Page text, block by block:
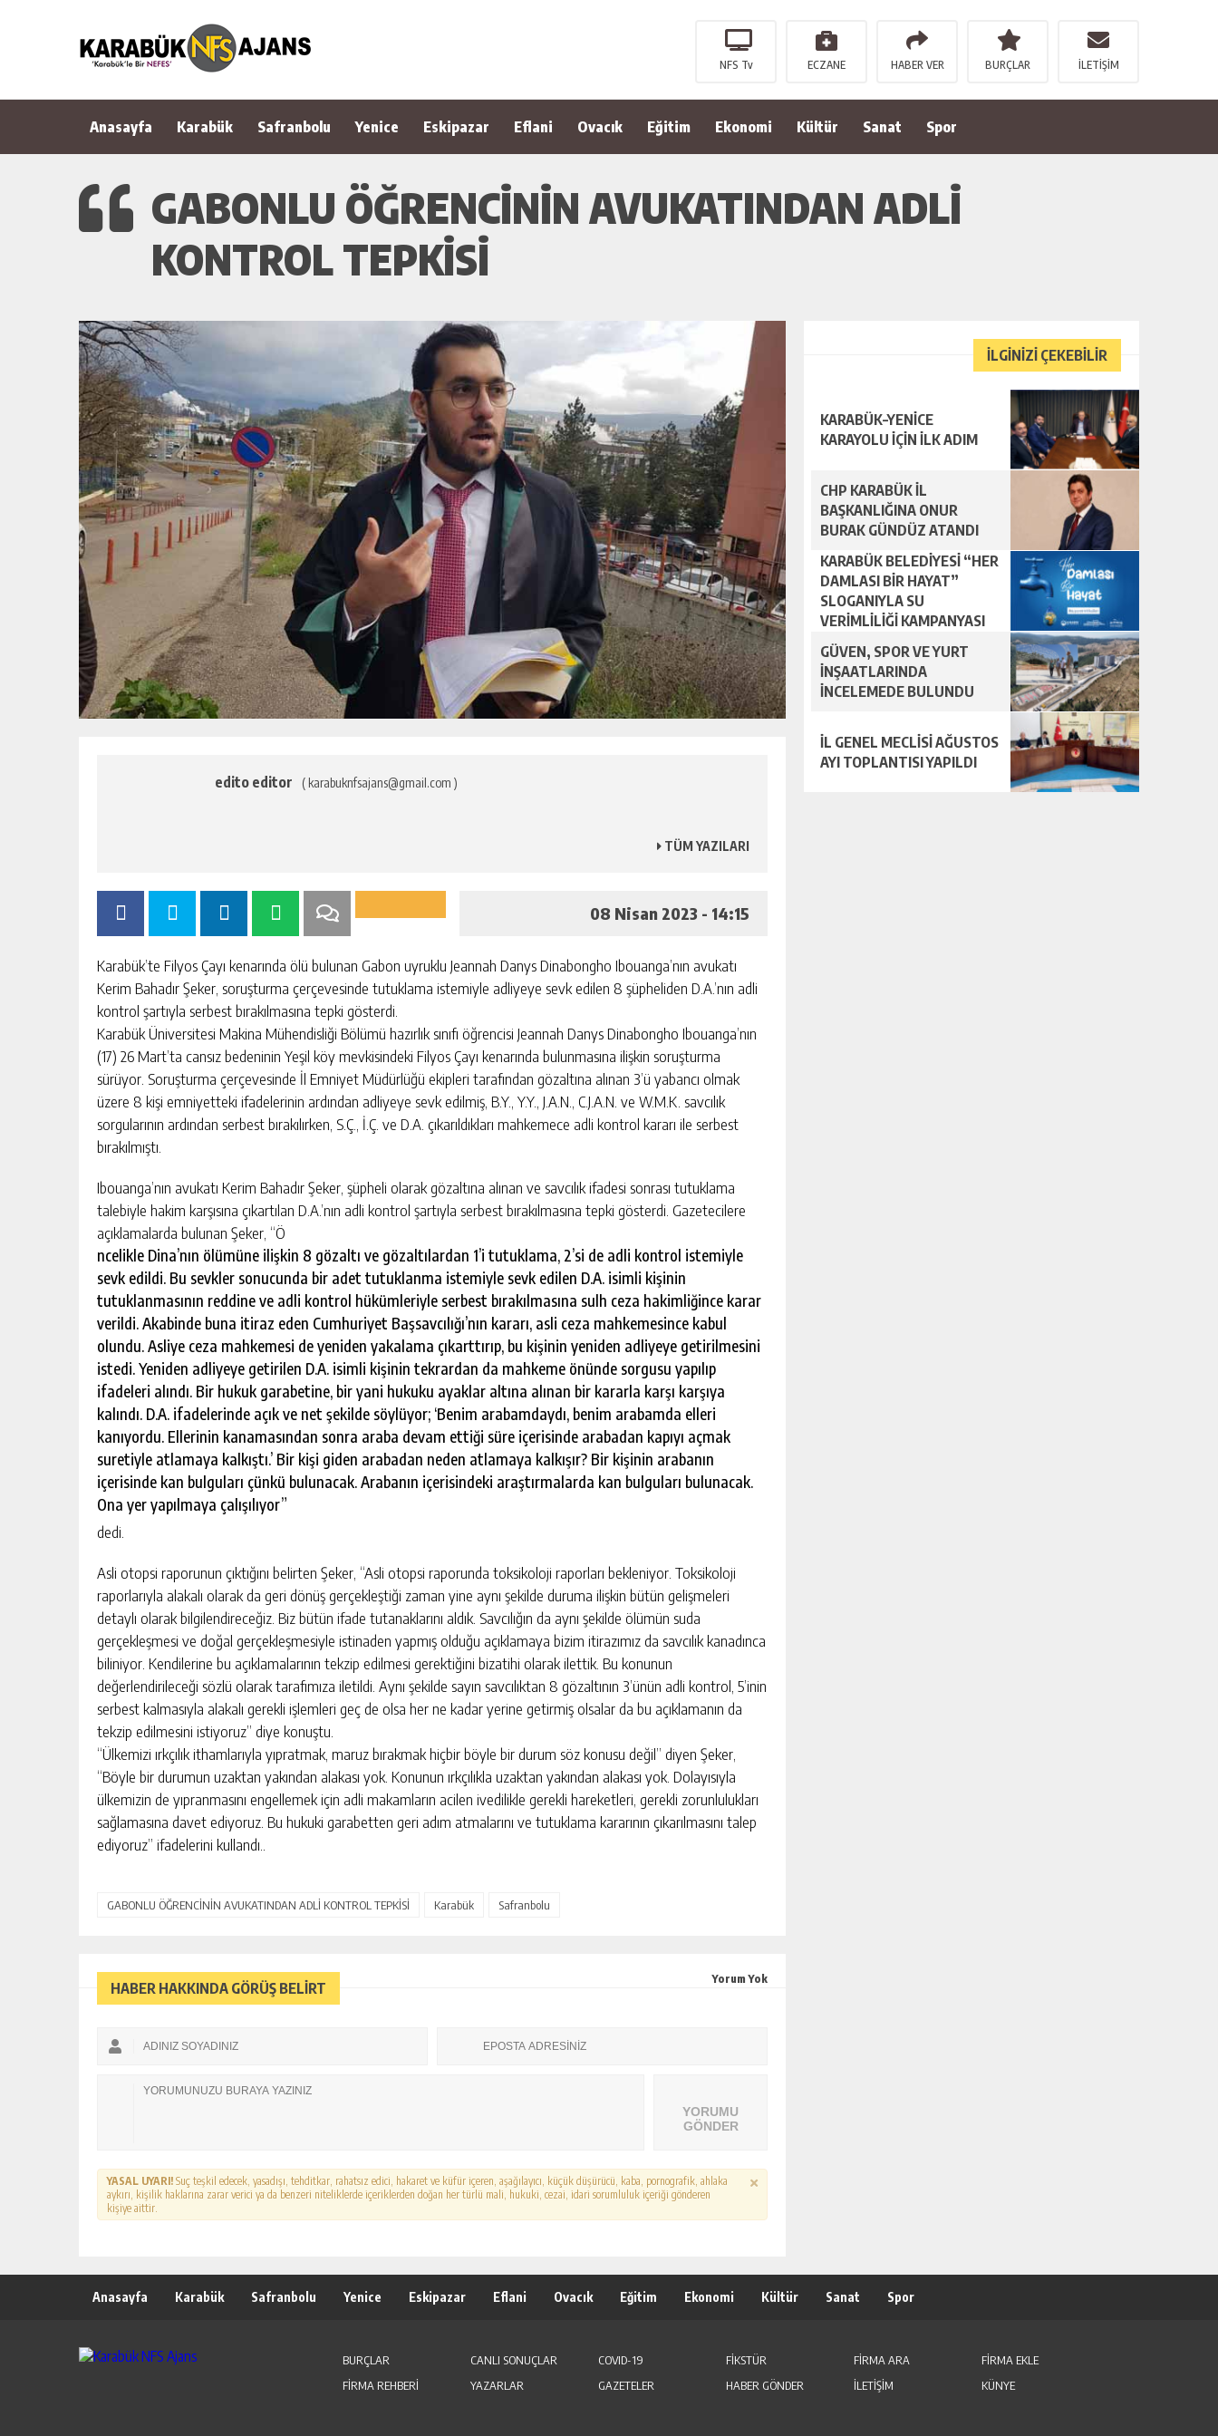
NFS Tv ECZANE HABER VER BURÇLAR İLETİŞİM
Anasayfa Karabük Safranbolu Yenice Eskipazar Eflani Ovacık Eğitim Ekonomi Kültür Sanat Spor
GABONLU ÖĞRENCİNİN AVUKATINDAN ADLİ
KONTROL TEPKİSİ
edito editor ( karabuknfsajans@gmail.com )
TÜM YAZILARI
08 Nisan 2023 - 14:15
Karabük’te Filyos Çayı kenarında ölü bulunan Gabon uyruklu Jeannah Danys Dinabongho Ibouanga’nın avukatı
Kerim Bahadır Şeker, soruşturma çerçevesinde tutuklama istemiyle adliyeye sevk edilen 8 şüpheliden D.A.’nın adli
kontrol şartıyla serbest bırakılmasına tepki gösterdi.
Karabük Üniversitesi Makina Mühendisliği Bölümü hazırlık sınıfı öğrencisi Jeannah Danys Dinabongho Ibouanga’nın
(17) 26 Mart’ta cansız bedeninin Yeşil köy mevkisindeki Filyos Çayı kenarında bulunmasına ilişkin soruşturma
sürüyor. Soruşturma çerçevesinde İl Emniyet Müdürlüğü ekipleri tarafından gözaltına alınan 3’ü yabancı olmak
üzere 8 kişi emniyetteki ifadelerinin ardından adliyeye sevk edilmiş, B.Y., Y.Y., J.A.N., C.J.A.N. ve W.M.K. savcılık
sorgularının ardından serbest bırakılırken, S.Ç., İ.Ç. ve D.A. çıkarıldıkları mahkemece adli kontrol kararı ile serbest
bırakılmıştı.
Ibouanga’nın avukatı Kerim Bahadır Şeker, şüpheli olarak gözaltına alınan ve savcılık ifadesi sonrası tutuklama
talebiyle hakim karşısına çıkartılan D.A.’nın adli kontrol şartıyla serbest bırakılmasına tepki gösterdi. Gazetecilere
açıklamalarda bulunan Şeker, “Ö
ncelikle Dina’nın ölümüne ilişkin 8 gözaltı ve gözaltılardan 1’i tutuklama, 2’si de adli kontrol istemiyle
sevk edildi. Bu sevkler sonucunda bir adet tutuklanma istemiyle sevk edilen D.A. isimli kişinin
tutuklanmasının reddine ve adli kontrol hükümleriyle serbest bırakılmasına sulh ceza hakimliğince karar
verildi. Akabinde buna itiraz eden Cumhuriyet Başsavcılığı’nın kararı, asli ceza mahkemesince kabul
olundu. Asliye ceza mahkemesi de yeniden yakalama çıkarttırıp, bu kişinin yeniden adliyeye getirilmesini
istedi. Yeniden adliyeye getirilen D.A. isimli kişinin tekrardan da mahkeme önünde sorgusu yapılıp
ifadeleri alındı. Bir hukuk garabetine, bir yani hukuku ayaklar altına alınan bir kararla karşı karşıya
kalındı. D.A. ifadelerinde açık ve net şekilde söylüyor; ‘Benim arabamdaydı, benim arabamda elleri
kanıyordu. Ellerinin kanamasından sonra araba devam ettiği süre içerisinde arabadan kapıyı açmak
suretiyle atlamaya kalkıştı.’ Bir kişi giden arabadan neden atlamaya kalkışır? Bir kişinin arabanın
içerisinde kan bulguları çünkü bulunacak. Arabanın içerisindeki araştırmalarda kan bulguları bulunacak.
Ona yer yapılmaya çalışılıyor”
dedi.
Asli otopsi raporunun çıktığını belirten Şeker, “Asli otopsi raporunda toksikoloji raporları bekleniyor. Toksikoloji
raporlarıyla alakalı olarak da geri dönüş gerçekleştiği zaman yine aynı şekilde duruma ilişkin bütün gelişmeleri
detaylı olarak bilgilendireceğiz. Biz bütün ifade tutanaklarını aldık. Savcılığın da aynı şekilde ölümün suda
gerçekleşmesi ve doğal gerçekleşmesiyle istinaden yapmış olduğu açıklamaya bizim itirazımız da savcılık kanadınca
biliniyor. Kendilerine bu açıklamalarının tekzip edilmesi gerektiğini bizatihi olarak ilettik. Bu konunun
değerlendirileceği sözlü olarak tarafımıza iletildi. Aynı şekilde sayın savcılıktan 8 gözaltının 3’ünün adli kontrol, 5’inin
serbest kalmasıyla alakalı gerekli işlemleri geç de olsa her ne kadar yerine getirmiş olsalar da bu açıklamanın da
tekzip edilmesini istiyoruz” diye konuştu.
“Ülkemizi ırkçılık ithamlarıyla yıpratmak, maruz bırakmak hiçbir böyle bir durum söz konusu değil” diyen Şeker,
“Böyle bir durumun uzaktan yakından alakası yok. Konunun ırkçılıkla uzaktan yakından alakası yok. Dolayısıyla
ülkemizin de yıpranmasını engellemek için adli makamların acilen ivedilikle gerekli hareketleri, gerekli zorunlulukları
sağlamasına davet ediyoruz. Bu hukuki garabetten geri adım atmalarını ve tutuklama kararının çıkarılmasını talep
ediyoruz” ifadelerini kullandı..
GABONLU ÖĞRENCİNİN AVUKATINDAN ADLİ KONTROL TEPKİSİ Karabük Safranbolu
HABER HAKKINDA GÖRÜŞ BELİRT
Yorum Yok
YORUMU
GÖNDER
YASAL UYARI! Suç teşkil edecek, yasadışı, tehditkar, rahatsız edici, hakaret ve küfür içeren, aşağılayıcı, küçük düşürücü, kaba, pornografik, ahlaka
aykırı, kişilik haklarına zarar verici ya da benzeri niteliklerde içeriklerden doğan her türlü mali, hukuki, cezai, idari sorumluluk içeriği gönderen
kişiye aittir.
İLGİNİZİ ÇEKEBİLİR
KARABÜK–YENİCE
KARAYOLU İÇİN İLK ADIM
CHP KARABÜK İL
BAŞKANLIĞINA ONUR
BURAK GÜNDÜZ ATANDI
KARABÜK BELEDİYESİ “HER
DAMLASI BİR HAYAT”
SLOGANIYLA SU
VERİMLİLİĞİ KAMPANYASI
BAŞLATTI.
GÜVEN, SPOR VE YURT
İNŞAATLARINDA
İNCELEMEDE BULUNDU
İL GENEL MECLİSİ AĞUSTOS
AYI TOPLANTISI YAPILDI
Anasayfa Karabük Safranbolu Yenice Eskipazar Eflani Ovacık Eğitim Ekonomi Kültür Sanat Spor
BURÇLAR CANLI SONUÇLAR COVID-19 FİKSTÜR FİRMA ARA
FİRMA EKLE
FİRMA REHBERİ
YAZARLAR GAZETELER HABER GÖNDER İLETİŞİM KÜNYE